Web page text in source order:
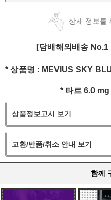
상세 정보를
[담배해외배송
* 상품명 : MEVIUS SKY
* 타르 6.0
상품정보고시 보기
교환/반품/취소 안내 보기
함께